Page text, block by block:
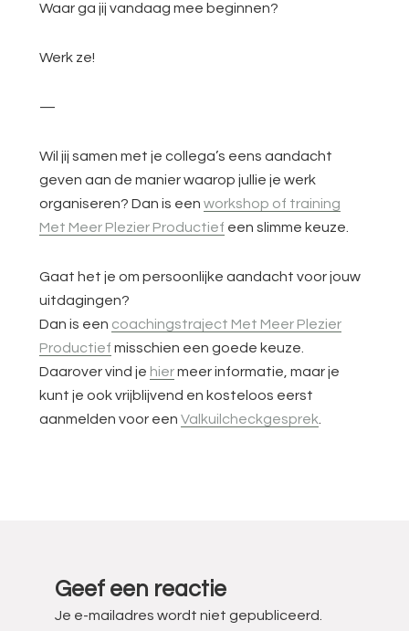
Waar ga jij vandaag mee beginnen?
Werk ze!
—
Wil jij samen met je collega’s eens aandacht
geven aan de manier waarop jullie je werk
organiseren? Dan is eenworkshop of training
Met Meer Plezier Productief een slimme keuze.
Gaat het je om persoonlijke aandacht voor jouw
uitdagingen?
Dan is een coachingstraject Met Meer Plezier
Productief misschien een goede keuze.
Daarover vind je hiermeer informatie, maar je
kunt je ook vrijblijvend en kosteloos eerst
aanmelden voor eenValkuilcheckgesprek
Geef een reactie
Je e-mailadres wordt niet gepubliceerd.